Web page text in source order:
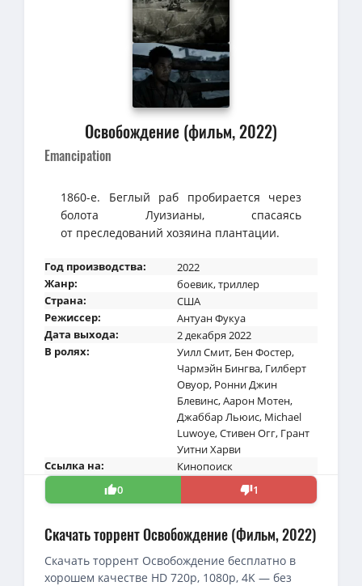
Освобождение (фильм, 2022)
Emancipation
1860-е. Беглый раб пробирается через
болота Луизианы, спасаясь
от преследований хозяина плантации.
Год производства:
2022
Жанр:
боевик,триллер
Страна:
США
Режиссер:
Антуан Фукуа
Дата выхода:
2 декабря 2022
В ролях:
Уилл Смит, Бен Фостер,
Чармэйн Бингва, Гилберт
Овуор, Ронни Джин
Блевинс,Аарон Мотен,
Джаббар Льюис, Michael
Luwoye,Стивен Огг, Грант
Уитни Харви
Ссылка на:
Кинопоиск
0
1
Скачать торрент Освобождение (Фильм, 2022)
Скачать торрент Освобождение бесплатно в
хорошем качестве HD 720p, 1080p, 4K — без